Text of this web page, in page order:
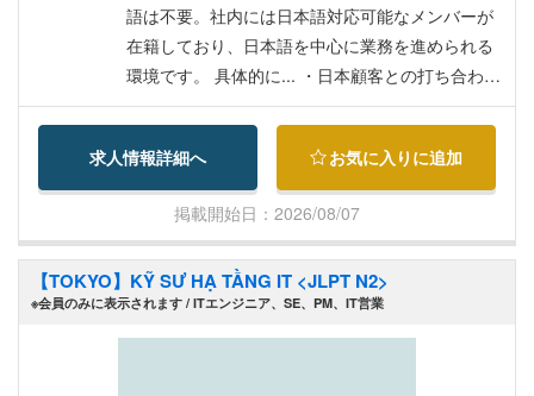
ジェクトに携われる ・優秀なベトナム人エンジニ
アとチームで働ける ・人を大切にするカルチャー
の中で、裁量を持って挑戦できる
語は不要。社内には日本語対応可能なメンバーが
在籍しており、日本語を中心に業務を進められる
環境です。 具体的に... ・日本顧客との打ち合わ
せ・要件整理 ・プロジェクトの進捗・品質・課題
管理 ・ベトナム人リーダーとの連携・調整 ・技術
的な相談・提案 ・新規案件の立ち上げサポート 案
件の約9割はラボ型開発（開発チーム提供型）のた
め、既存顧客との長期的なプロジェクトが中心で
す。 今後は日本本社向けの自社サービスや新規事
業にも携わるチャンスがあります。
求人情報詳細へ お気に入りに追加
掲載開始日：2026/08/07
【TOKYO】KỸ SƯ HẠ TẦNG IT <JLPT N2>
※会員のみに表示されます / ITエンジニア、SE、PM、IT営業